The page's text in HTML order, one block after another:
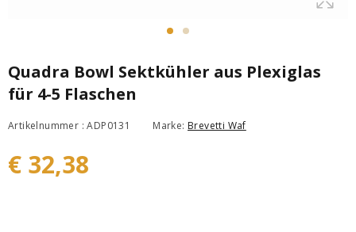
Quadra Bowl Sektkühler aus Plexiglas
für 4-5 Flaschen
Artikelnummer : ADP0131 Marke: Brevetti Waf
€ 32,38